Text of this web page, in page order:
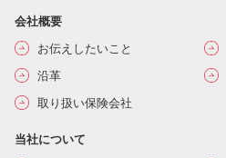
会社概要
お伝えしたいこと
沿革
取り扱い保険会社
当社について